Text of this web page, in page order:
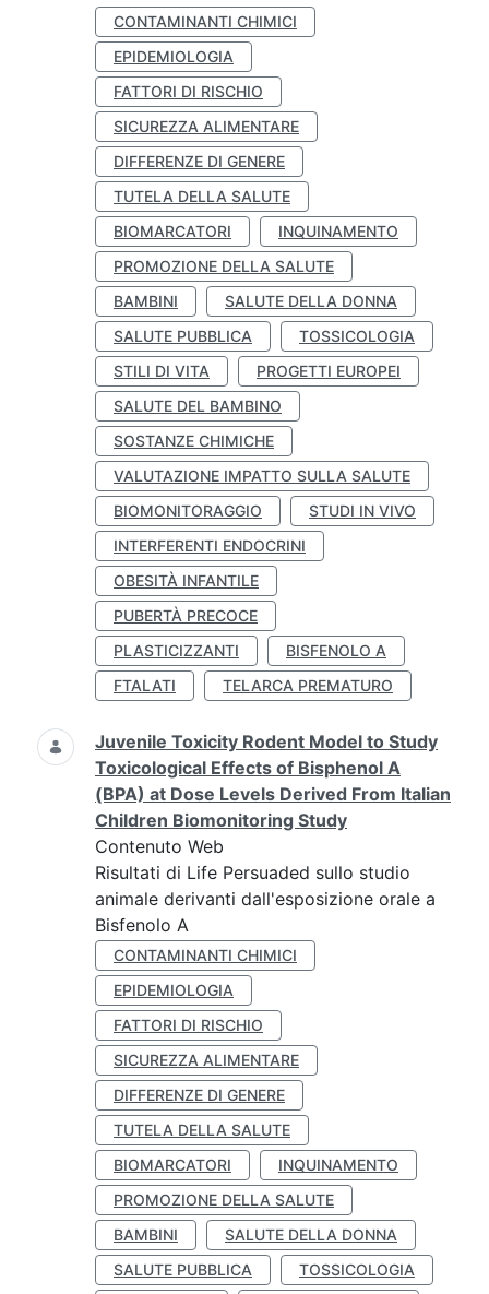
CONTAMINANTI CHIMICI
EPIDEMIOLOGIA
FATTORI DI RISCHIO
SICUREZZA ALIMENTARE
DIFFERENZE DI GENERE
TUTELA DELLA SALUTE
BIOMARCATORI
INQUINAMENTO
PROMOZIONE DELLA SALUTE
BAMBINI
SALUTE DELLA DONNA
SALUTE PUBBLICA
TOSSICOLOGIA
STILI DI VITA
PROGETTI EUROPEI
SALUTE DEL BAMBINO
SOSTANZE CHIMICHE
VALUTAZIONE IMPATTO SULLA SALUTE
BIOMONITORAGGIO
STUDI IN VIVO
INTERFERENTI ENDOCRINI
OBESITÀ INFANTILE
PUBERTÀ PRECOCE
PLASTICIZZANTI
BISFENOLO A
FTALATI
TELARCA PREMATURO
Juvenile Toxicity Rodent Model to Study
Toxicological Effects of Bisphenol A
(BPA) at Dose Levels Derived From Italian
Children Biomonitoring Study
Contenuto Web
Risultati di Life Persuaded sullo studio
animale derivanti dall'esposizione orale a
Bisfenolo A
CONTAMINANTI CHIMICI
EPIDEMIOLOGIA
FATTORI DI RISCHIO
SICUREZZA ALIMENTARE
DIFFERENZE DI GENERE
TUTELA DELLA SALUTE
BIOMARCATORI
INQUINAMENTO
PROMOZIONE DELLA SALUTE
BAMBINI
SALUTE DELLA DONNA
SALUTE PUBBLICA
TOSSICOLOGIA